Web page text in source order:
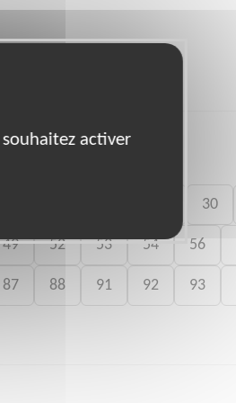
30
49 52 53 54 56
87 88 91 92 93
activer